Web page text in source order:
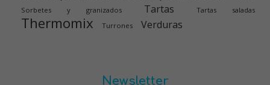
Sorbetes y granizados
Tartas Tartas saladas
Thermomix Turrones Verduras
Newsletter